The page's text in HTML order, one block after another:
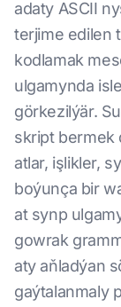
adaty ASCII
terjime edilen
kodlamak
ulgamynda
görkezilýär.
skript bermek
atlar, işlikler,
boýunça bir
at synp
gowrak
aty aňladýan
gaýtalanmaly